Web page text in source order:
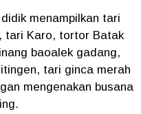
menampilkan tari
tari Karo, tortor Batak
baoalek gadang,
tari ginca merah
mengenakan busana